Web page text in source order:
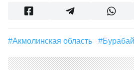
#Акмолинская область #Бурабай